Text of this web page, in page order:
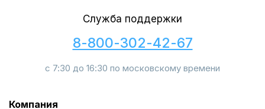
Служба поддержки
8-800-302-42-67
с 7:30 до 16:30 по московскому времени
Компания